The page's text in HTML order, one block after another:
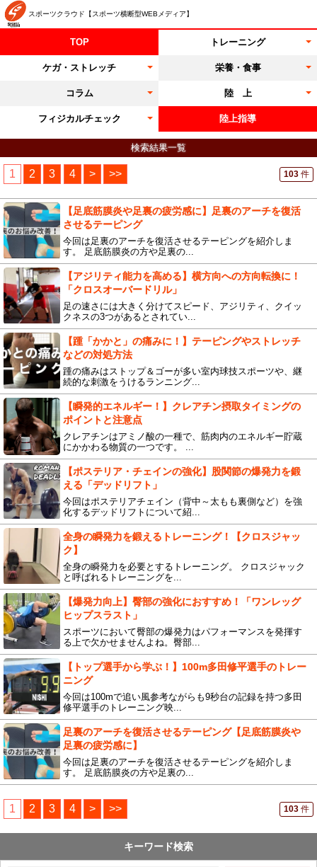
スポーツクラウド【スポーツ横断型WEBメディア】
TOP トレーニング
ケガ・ストレッチ 栄養・食事
コラム 陸 上
フィジカルチェック 陸上指導
検索結果一覧
1 2 3 4 > >> 103 件
【足底筋膜炎や足裏の疲労感に】足裏のアーチを復活
させるテーピング
今回は足裏のアーチを復活させるテーピングを紹介しま
す。 足底筋膜炎の方や足裏の...
【アジリティ能力を高める】横方向への方向転換に！
「クロスオーバードリル」
足の速さには大きく分けてスピード、アジリティ、クイッ
クネスの3つがあるとされてい...
【踵「かかと」の痛みに！】テーピングやストレッチ
などの対処方法
踵の痛みはストップ＆ゴーが多い室内球技スポーツや、継
続的な刺激をうけるランニング...
【瞬発的エネルギー！】クレアチン摂取タイミングの
ポイントと注意点
クレアチンはアミノ酸の一種で、筋肉内のエネルギー貯蔵
にかかわる物質の一つです。 ...
【ポステリア・チェインの強化】股関節の爆発力を鍛
える「デッドリフト」
今回はポステリアチェイン（背中～太もも裏側など）を強
化するデッドリフトについて紹...
全身の瞬発力を鍛えるトレーニング！【クロスジャッ
ク】
全身の瞬発力を必要とするトレーニング。 クロスジャック
と呼ばれるトレーニングを...
【爆発力向上】臀部の強化におすすめ！「ワンレッグ
ヒップスラスト」
スポーツにおいて臀部の爆発力はパフォーマンスを発揮す
る上で欠かせませんよね。臀部...
【トップ選手から学ぶ！】100m多田修平選手のトレー
ニング
今回は100mで追い風参考ながらも9秒台の記録を持つ多田
修平選手のトレーニング映...
足裏のアーチを復活させるテーピング【足底筋膜炎や
足裏の疲労感に】
今回は足裏のアーチを復活させるテーピングを紹介しま
す。 足底筋膜炎の方や足裏の...
1 2 3 4 > >> 103 件
キーワード検索